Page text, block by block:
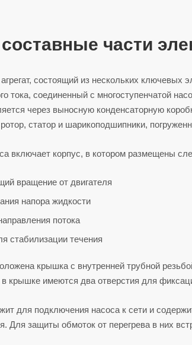
части
состоящий из нескольких ключевых
тока, соединенный с многоступенчатой
через выносную конденсаторную
статор и шарикоподшипники,
включает корпус, в котором размещены
вращение от двигателя
напора жидкости
потока
стабилизации течения
крышка с внутренней трубной
крышке имеются два отверстия для
для подключения насоса к сети и
Для защиты обмоток от перегрева в них